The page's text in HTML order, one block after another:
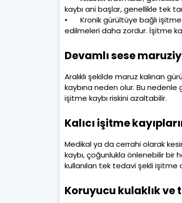
kaybı ani başlar, genellikle tek
•
Kronik gürültüye bağlı
edilmeleri daha zordur. İşitme
Devamlı sese
Aralıklı şekilde maruz kalınan
kaybına neden olur. Bu
işitme kaybı riskini azaltabilir.
Kalıcı işitme
Medikal ya da cerrahi olarak
kaybı, çoğunlukla önlenebilir bir
kullanılan tek tedavi şekli işitme
Koruyucu kulaklık ve